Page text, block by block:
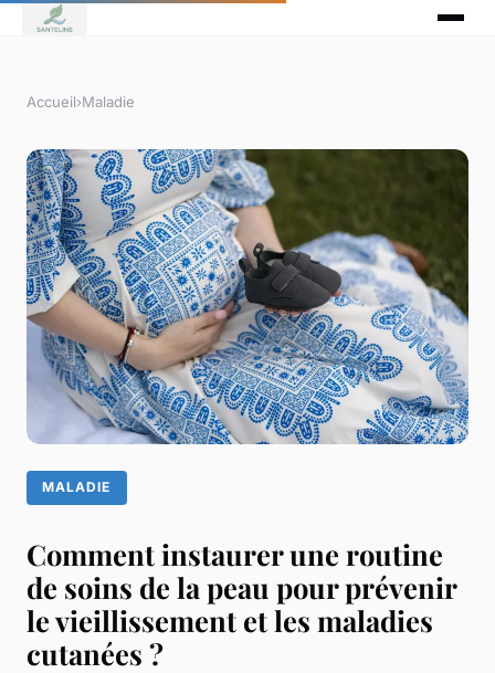
Accueil›Maladie
MALADIE
Comment instaurer une routine
de soins de la peau pour prévenir
le vieillissement et les maladies
cutanées ?